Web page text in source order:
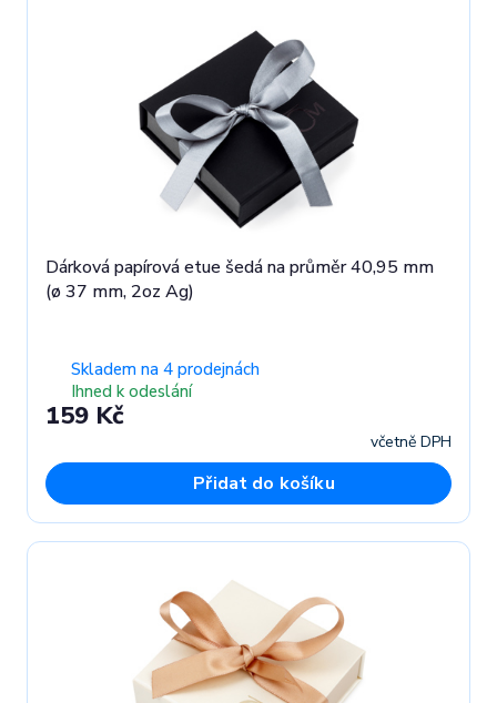
Dárková papírová etue šedá na průměr 40,95 mm
(ø 37 mm, 2oz Ag)
Skladem na 4 prodejnách
Ihned k odeslání
159 Kč
včetně DPH
Přidat do košíku